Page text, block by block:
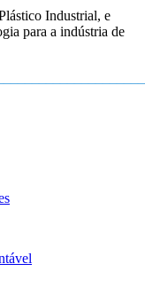
Industrial, e
para a indústria de